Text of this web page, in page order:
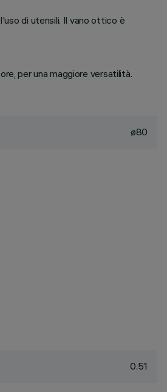
di utensili. Il vano ottico è
per una maggiore versatilità.
ø80
0.51